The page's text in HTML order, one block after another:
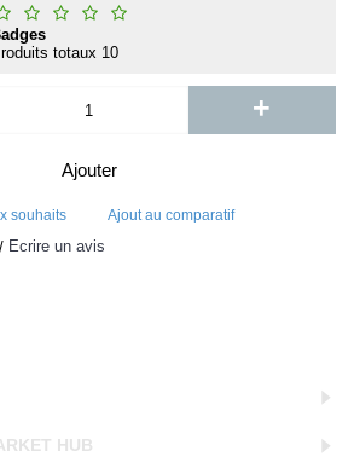
totaux 10
+
Ajouter
souhaits Ajout au comparatif
/ Écrire un avis
HUB